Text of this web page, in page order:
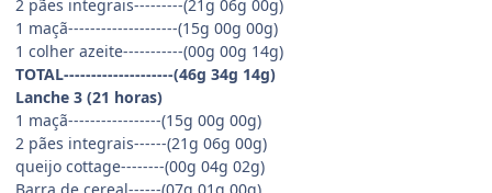
2 pães integrais---------(21g 06g 00g)
1 maçã--------------------(15g 00g 00g)
1 colher azeite-----------(00g 00g 14g)
TOTAL--------------------(46g 34g 14g)
Lanche 3 (21 horas)
1 maçã-----------------(15g 00g 00g)
2 pães integrais------(21g 06g 00g)
queijo cottage--------(00g 04g 02g)